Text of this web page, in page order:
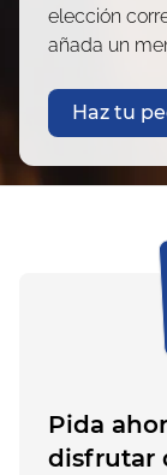
elección
añada un
Haz tu
Pida
disfrutar